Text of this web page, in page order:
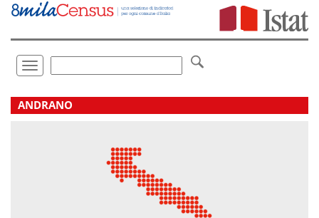
Vai
direttamente
Toggle
navigation
.
ANDRANO